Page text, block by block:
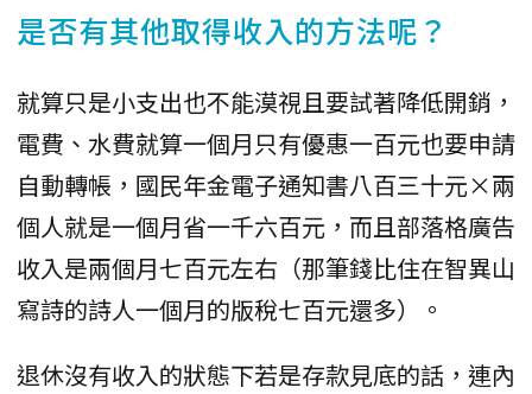
是否有其他取得收入的方法呢？
就算只是小支出也不能漠視且要試著降低開銷，
電費、水費就算一個月只有優惠一百元也要申請
自動轉帳，國民年金電子通知書八百三十元×兩
個人就是一個月省一千六百元，而且部落格廣告
收入是兩個月七百元左右（那筆錢比住在智異山
寫詩的詩人一個月的版稅七百元還多）。
退休沒有收入的狀態下若是存款見底的話，連內